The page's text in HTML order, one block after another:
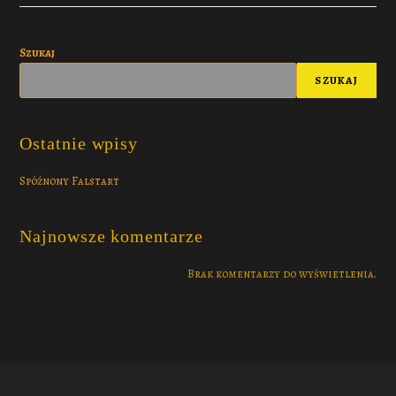
Szukaj
SZUKAJ
Ostatnie wpisy
Spóźnony Falstart
Najnowsze komentarze
Brak komentarzy do wyświetlenia.